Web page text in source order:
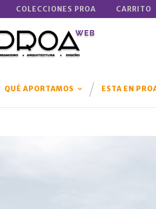
COLECCIONES PROA CARRITO
QUÉ APORTAMOS ESTA EN